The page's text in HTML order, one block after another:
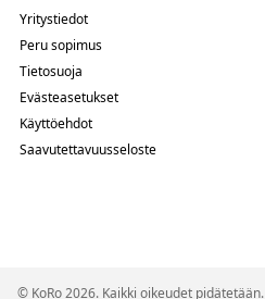
Yritystiedot
Peru sopimus
Tietosuoja
Evästeasetukset
Käyttöehdot
Saavutettavuusseloste
© KoRo 2026. Kaikki oikeudet pidätetään.